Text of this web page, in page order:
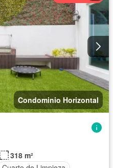
Condominio Horizontal
318 m²